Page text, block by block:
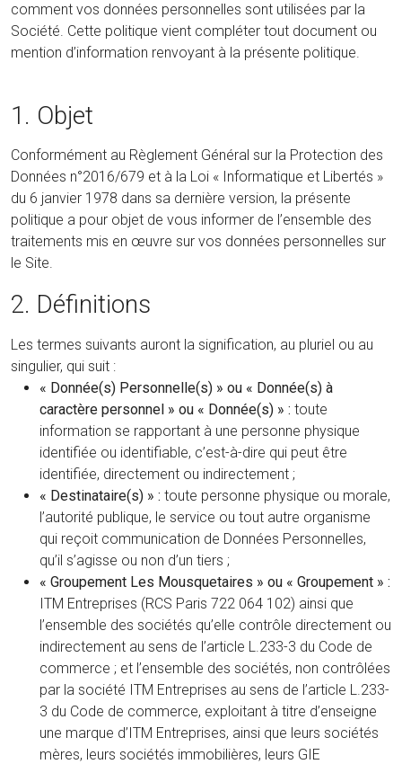
comment vos données personnelles sont utilisées par la
Société. Cette politique vient compléter tout document ou
mention d’information renvoyant à la présente politique.
1. Objet
Conformément au Règlement Général sur la Protection des
Données n°2016/679 et à la Loi « Informatique et Libertés »
du 6 janvier 1978 dans sa dernière version, la présente
politique a pour objet de vous informer de l’ensemble des
traitements mis en œuvre sur vos données personnelles sur
le Site.
2. Définitions
Les termes suivants auront la signification, au pluriel ou au
singulier, qui suit :
« Donnée(s) Personnelle(s) » ou « Donnée(s) à
caractère personnel » ou « Donnée(s) » : toute
information se rapportant à une personne physique
identifiée ou identifiable, c’est-à-dire qui peut être
identifiée, directement ou indirectement ;
« Destinataire(s) » : toute personne physique ou morale,
l’autorité publique, le service ou tout autre organisme
qui reçoit communication de Données Personnelles,
qu’il s’agisse ou non d’un tiers ;
« Groupement Les Mousquetaires » ou « Groupement » :
ITM Entreprises (RCS Paris 722 064 102) ainsi que
l’ensemble des sociétés qu’elle contrôle directement ou
indirectement au sens de l’article L.233-3 du Code de
commerce ; et l’ensemble des sociétés, non contrôlées
par la société ITM Entreprises au sens de l’article L.233-
3 du Code de commerce, exploitant à titre d’enseigne
une marque d’ITM Entreprises, ainsi que leurs sociétés
mères, leurs sociétés immobilières, leurs GIE